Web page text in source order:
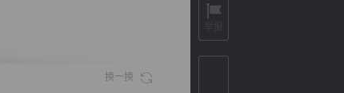
换一换